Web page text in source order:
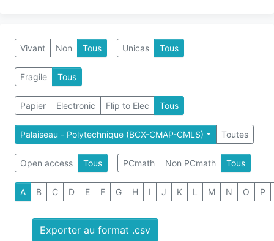
Vivant Non Tous Unicas Tous
Fragile Tous
Papier Electronic Flip to Elec Tous
Palaiseau - Polytechnique (BCX-CMAP-CMLS) Toutes
Open access Tous PCmath Non PCmath Tous
A B C D E F G H I J K L M N O P
Exporter au format .csv